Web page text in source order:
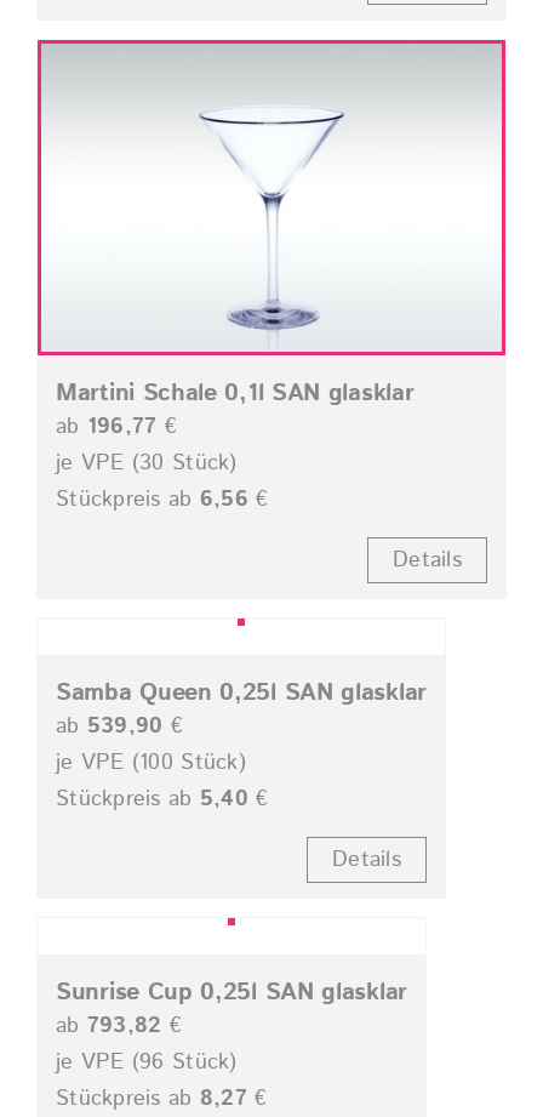
Martini Schale 0,1l SAN glasklar
ab 196,77 €
je VPE (30 Stück)
Stückpreis ab 6,56 €
Details
Samba Queen 0,25l SAN glasklar
ab 539,90 €
je VPE (100 Stück)
Stückpreis ab 5,40 €
Details
Sunrise Cup 0,25l SAN glasklar
ab 793,82 €
je VPE (96 Stück)
Stückpreis ab 8,27 €